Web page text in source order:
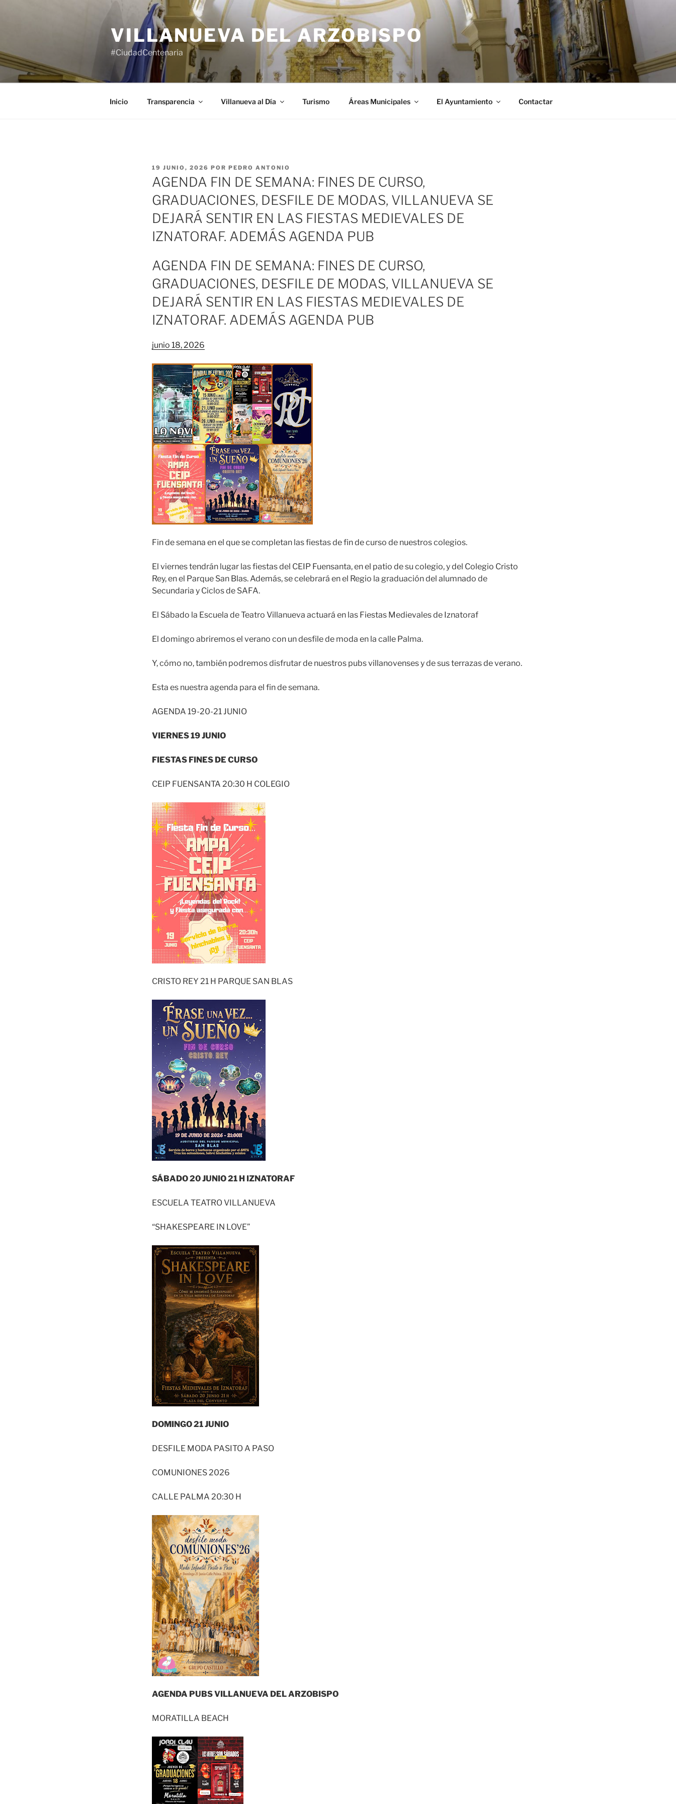
VILLANUEVA DEL ARZOBISPO
#CiudadCentenaria
Inicio Transparencia Villanueva al Día Turismo Áreas Municipales El Ayuntamiento Contactar
PUBLICADO
EL
19 JUNIO, 2026 POR PEDRO ANTONIO
AGENDA FIN DE SEMANA: FINES DE CURSO,
GRADUACIONES, DESFILE DE MODAS, VILLANUEVA SE
DEJARÁ SENTIR EN LAS FIESTAS MEDIEVALES DE
IZNATORAF. ADEMÁS AGENDA PUB
AGENDA FIN DE SEMANA: FINES DE CURSO,
GRADUACIONES, DESFILE DE MODAS, VILLANUEVA SE
DEJARÁ SENTIR EN LAS FIESTAS MEDIEVALES DE
IZNATORAF. ADEMÁS AGENDA PUB
junio 18, 2026
Fin de semana en el que se completan las fiestas de fin de curso de nuestros colegios.
El viernes tendrán lugar las fiestas del CEIP Fuensanta, en el patio de su colegio, y del Colegio Cristo
Rey, en el Parque San Blas. Además, se celebrará en el Regio la graduación del alumnado de
Secundaria y Ciclos de SAFA.
El Sábado la Escuela de Teatro Villanueva actuará en las Fiestas Medievales de Iznatoraf
El domingo abriremos el verano con un desfile de moda en la calle Palma.
Y, cómo no, también podremos disfrutar de nuestros pubs villanovenses y de sus terrazas de verano.
Esta es nuestra agenda para el fin de semana.
AGENDA 19-20-21 JUNIO
VIERNES 19 JUNIO
FIESTAS FINES DE CURSO
CEIP FUENSANTA 20:30 H COLEGIO
CRISTO REY 21 H PARQUE SAN BLAS
SÁBADO 20 JUNIO 21 H IZNATORAF
ESCUELA TEATRO VILLANUEVA
“SHAKESPEARE IN LOVE”
DOMINGO 21 JUNIO
DESFILE MODA PASITO A PASO
COMUNIONES 2026
CALLE PALMA 20:30 H
AGENDA PUBS VILLANUEVA DEL ARZOBISPO
MORATILLA BEACH